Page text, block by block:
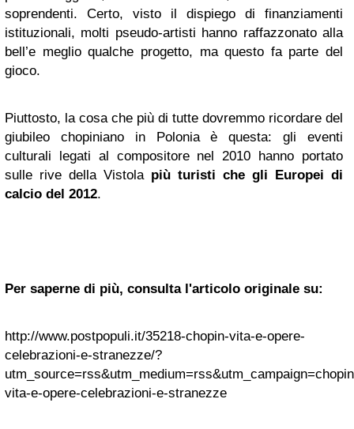
soprendenti. Certo, visto il dispiego di finanziamenti
istituzionali, molti pseudo-artisti hanno raffazzonato alla
bell’e meglio qualche progetto, ma questo fa parte del
gioco.
Piuttosto, la cosa che più di tutte dovremmo ricordare del
giubileo chopiniano in Polonia è questa: gli eventi
culturali legati al compositore nel 2010 hanno portato
sulle rive della Vistola più turisti che gli Europei di
calcio del 2012.
Per saperne di più, consulta l'articolo originale su:
http://www.postpopuli.it/35218-chopin-vita-e-opere-
celebrazioni-e-stranezze/?
vita-e-opere-celebrazioni-e-stranezze